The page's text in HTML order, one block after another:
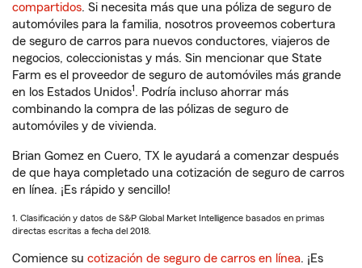
compartidos. Si necesita más que una póliza de seguro de
automóviles para la familia, nosotros proveemos cobertura
de seguro de carros para nuevos conductores, viajeros de
negocios, coleccionistas y más. Sin mencionar que State
Farm es el proveedor de seguro de automóviles más grande
en los Estados Unidos1. Podría incluso ahorrar más
combinando la compra de las pólizas de seguro de
automóviles y de vivienda.
Brian Gomez en Cuero, TX le ayudará a comenzar después
de que haya completado una cotización de seguro de carros
en línea. ¡Es rápido y sencillo!
1. Clasificación y datos de S&P Global Market Intelligence basados en primas
directas escritas a fecha del 2018.
Comience su cotización de seguro de carros en línea. ¡Es